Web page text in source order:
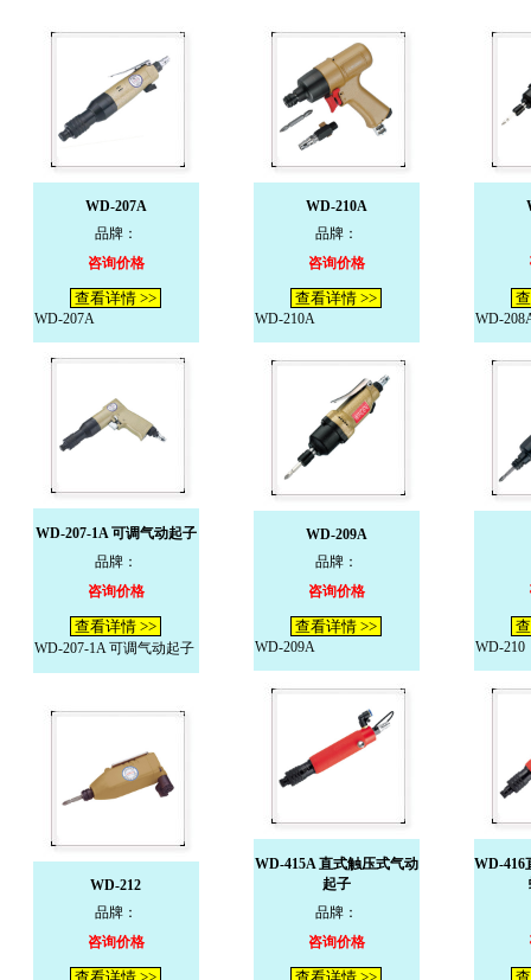
WD-207A
品牌：
咨询价格
查看详情 >>
WD-207A
WD-210A
品牌：
咨询价格
查看详情 >>
WD-210A WD-
WD-207-1A 可调气动起子
品牌：
咨询价格
查看详情 >>
WD-207-1A 可调气动起子
WD-209A
品牌：
咨询价格
查看详情 >>
WD-209A WD-210
WD-212
品牌：
咨询价格
WD-415A 直式触压式气动
起子
品牌：
咨询价格
WD-416